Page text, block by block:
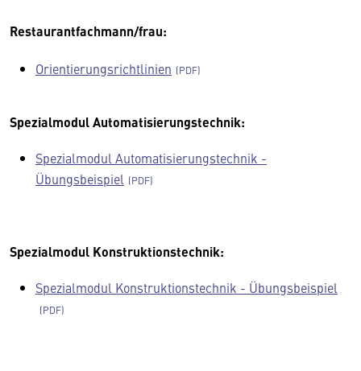
Restaurantfachmann/frau:
Orientierungsrichtlinien
Spezialmodul Automatisierungstechnik:
Spezialmodul Automatisierungstechnik -
Übungsbeispiel
Spezialmodul Konstruktionstechnik:
Spezialmodul Konstruktionstechnik - Übungsbeispiel